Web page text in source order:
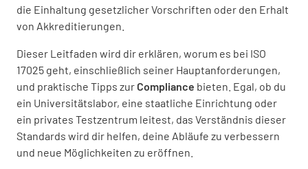
die Einhaltung gesetzlicher Vorschriften oder den Erhalt
von Akkreditierungen.
Dieser Leitfaden wird dir erklären, worum es bei ISO
17025 geht, einschließlich seiner Hauptanforderungen,
und praktische Tipps zur Compliance bieten. Egal, ob du
ein Universitätslabor, eine staatliche Einrichtung oder
ein privates Testzentrum leitest, das Verständnis dieser
Standards wird dir helfen, deine Abläufe zu verbessern
und neue Möglichkeiten zu eröffnen.